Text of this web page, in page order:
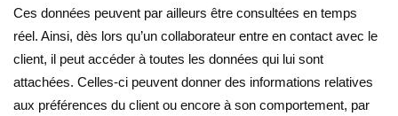
Ces données peuvent par ailleurs être consultées en temps
réel. Ainsi, dès lors qu’un collaborateur entre en contact avec le
client, il peut accéder à toutes les données qui lui sont
attachées. Celles-ci peuvent donner des informations relatives
aux préférences du client ou encore à son comportement, par